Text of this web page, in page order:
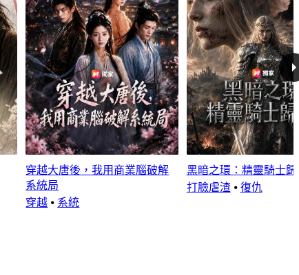
穿越大唐後，我用商業腦破解
系統局
穿越 ⦁ 系統
黑暗之環：精靈騎士歸
打臉虐渣⦁ 復仇